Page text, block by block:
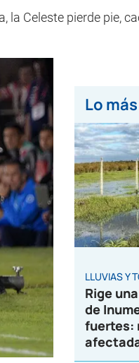
la Celeste pierde pie,
Lo
LLUVIAS Y
Rige
de
fuertes: